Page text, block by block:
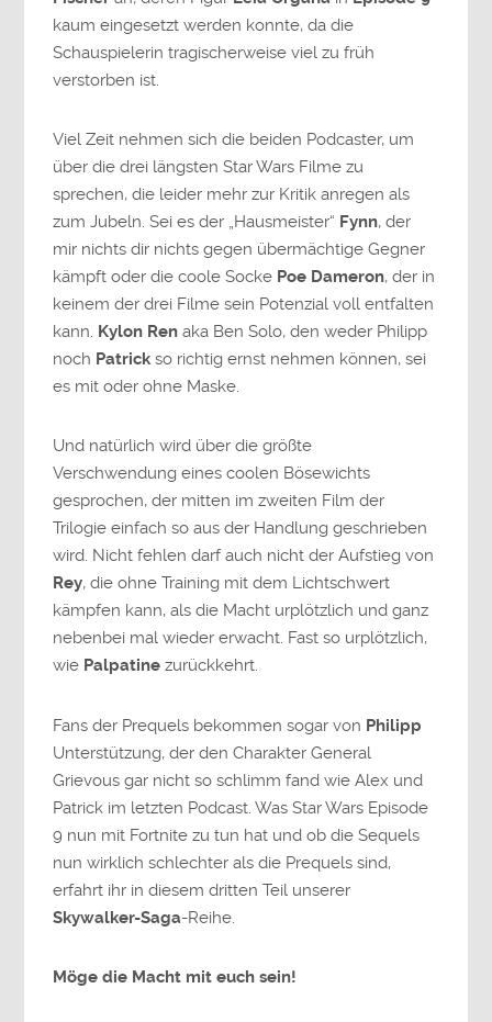
kaum eingesetzt werden konnte, da die
Schauspielerin tragischerweise viel zu früh
verstorben ist.
Viel Zeit nehmen sich die beiden Podcaster, um
über die drei längsten Star Wars Filme zu
sprechen, die leider mehr zur Kritik anregen als
zum Jubeln. Sei es der „Hausmeister“ Fynn, der
mir nichts dir nichts gegen übermächtige Gegner
kämpft oder die coole Socke Poe Dameron, der in
keinem der drei Filme sein Potenzial voll entfalten
kann. Kylon Ren aka Ben Solo, den weder Philipp
noch Patrickso richtig ernst nehmen können, sei
es mit oder ohne Maske.
Und natürlich wird über die größte
Verschwendung eines coolen Bösewichts
gesprochen, der mitten im zweiten Film der
Trilogie einfach so aus der Handlung geschrieben
wird. Nicht fehlen darf auch nicht der Aufstieg von
Rey, die ohne Training mit dem Lichtschwert
kämpfen kann, als die Macht urplötzlich und ganz
nebenbei mal wieder erwacht. Fast so urplötzlich,
wie Palpatine zurückkehrt.
Fans der Prequels bekommen sogar von Philipp
Unterstützung, der den Charakter General
Grievous gar nicht so schlimm fand wie Alex und
Patrick im letzten Podcast. Was Star Wars Episode
9 nun mit Fortnite zu tun hat und ob die Sequels
nun wirklich schlechter als die Prequels sind,
erfahrt ihr in diesem dritten Teil unserer
Skywalker-Saga-Reihe.
Möge die Macht mit euch sein!